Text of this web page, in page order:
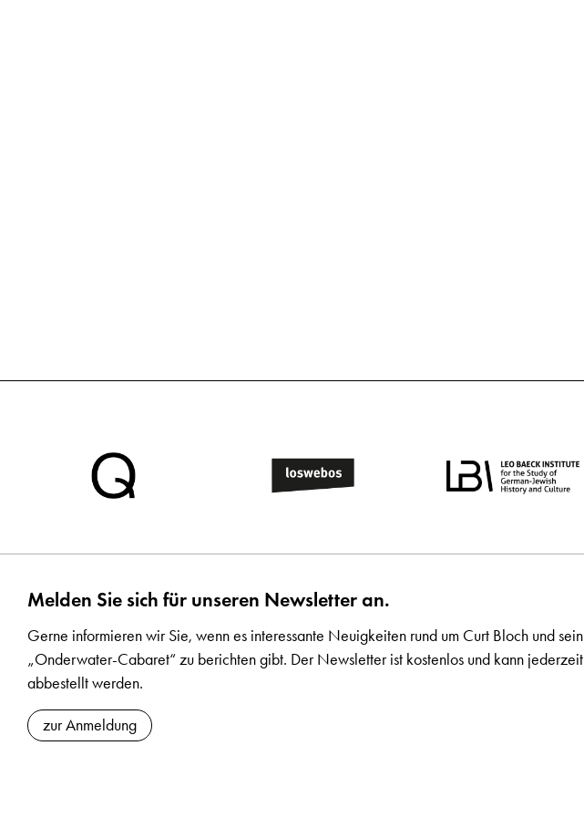
Melden Sie sich für unseren Newsletter an.
Gerne informieren wir Sie, wenn es interessante Neuigkeiten rund um Curt Bloch und sein
„Onderwater-Cabaret“ zu berichten gibt. Der Newsletter ist kostenlos und kann jederzeit
abbestellt werden.
zur Anmeldung